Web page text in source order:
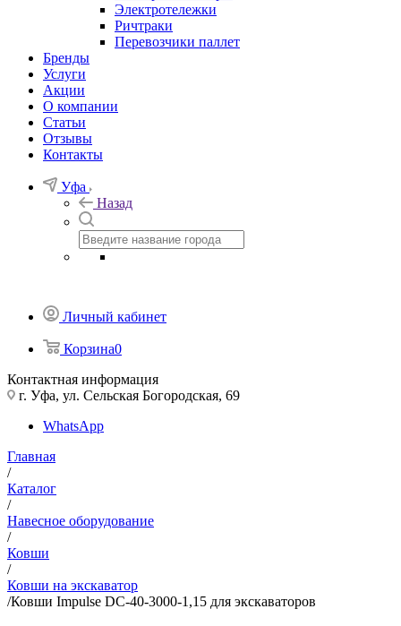
Электротележки
Ричтраки
Перевозчики паллет
Бренды
Услуги
Акции
О компании
Статьи
Отзывы
Контакты
Уфа
Назад
Личный кабинет
Корзина0
Контактная информация
г. Уфа, ул. Сельская Богородская, 69
WhatsApp
Главная
/
Каталог
/
Навесное оборудование
/
Ковши
/
Ковши на экскаватор
/Ковши Impulse DC-40-3000-1,15 для экскаваторов